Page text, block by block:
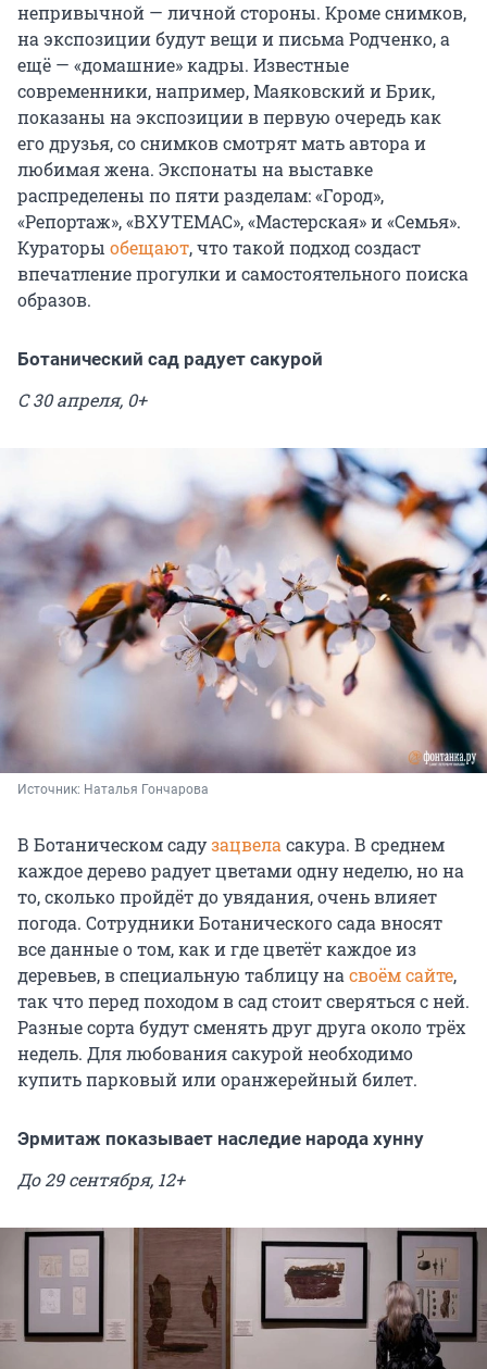
непривычной — личной стороны. Кроме снимков,
на экспозиции будут вещи и письма Родченко, а
ещё — «домашние» кадры. Известные
современники, например, Маяковский и Брик,
показаны на экспозиции в первую очередь как
его друзья, со снимков смотрят мать автора и
любимая жена. Экспонаты на выставке
распределены по пяти разделам: «Город»,
«Репортаж», «ВХУТЕМАС», «Мастерская» и «Семья».
Кураторы обещают, что такой подход создаст
впечатление прогулки и самостоятельного поиска
образов.
Ботанический сад радует сакурой
С 30 апреля, 0+
Источник: Наталья Гончарова
В Ботаническом садузацвеласакура. В среднем
каждое дерево радует цветами одну неделю, но на
то, сколько пройдёт до увядания, очень влияет
погода. Сотрудники Ботанического сада вносят
все данные о том, как и где цветёт каждое из
деревьев, в специальную таблицу насвоём сайте,
так что перед походом в сад стоит сверяться с ней.
Разные сорта будут сменять друг друга около трёх
недель. Для любования сакурой необходимо
купить парковый или оранжерейный билет.
Эрмитаж показывает наследие народа хунну
До 29 сентября, 12+